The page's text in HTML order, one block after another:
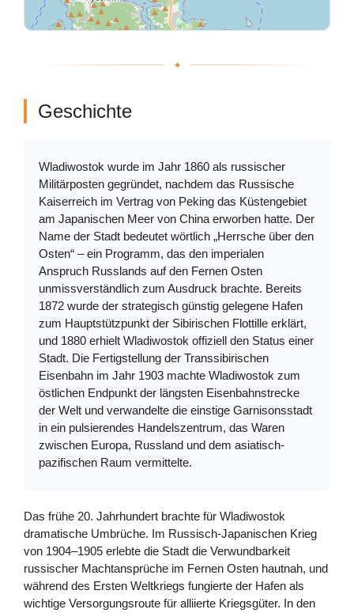
Geschichte
Wladiwostok wurde im Jahr 1860 als russischer
Militärposten gegründet, nachdem das Russische
Kaiserreich im Vertrag von Peking das Küstengebiet
am Japanischen Meer von China erworben hatte. Der
Name der Stadt bedeutet wörtlich „Herrsche über den
Osten“ – ein Programm, das den imperialen
Anspruch Russlands auf den Fernen Osten
unmissverständlich zum Ausdruck brachte. Bereits
1872 wurde der strategisch günstig gelegene Hafen
zum Hauptstützpunkt der Sibirischen Flottille erklärt,
und 1880 erhielt Wladiwostok offiziell den Status einer
Stadt. Die Fertigstellung der Transsibirischen
Eisenbahn im Jahr 1903 machte Wladiwostok zum
östlichen Endpunkt der längsten Eisenbahnstrecke
der Welt und verwandelte die einstige Garnisonsstadt
in ein pulsierendes Handelszentrum, das Waren
zwischen Europa, Russland und dem asiatisch-
pazifischen Raum vermittelte.
Das frühe 20. Jahrhundert brachte für Wladiwostok
dramatische Umbrüche. Im Russisch-Japanischen Krieg
von 1904–1905 erlebte die Stadt die Verwundbarkeit
russischer Machtansprüche im Fernen Osten hautnah, und
während des Ersten Weltkriegs fungierte der Hafen als
wichtige Versorgungsroute für alliierte Kriegsgüter. In den